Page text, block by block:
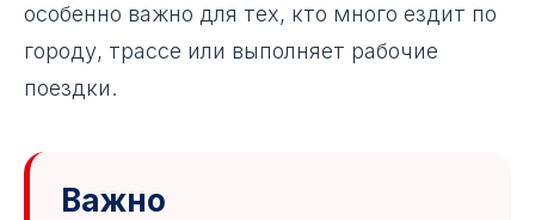
особенно важно для тех, кто много ездит по
городу, трассе или выполняет рабочие
поездки.
Важно